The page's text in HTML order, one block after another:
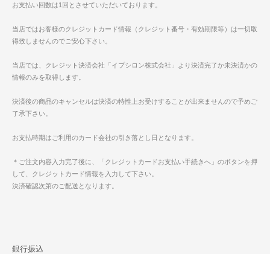
お支払い回数は1回とさせていただいております。
当店ではお客様のクレジットカード情報（クレジット番号・有効期限等）は一切取
得致しませんのでご安心下さい。
当店では、クレジット決済会社「イプシロン株式会社」より決済完了か未決済かの
情報のみを取得します。
決済後の商品のキャンセルは決済の特性上お受けすることが出来ませんので予めご
了承下さい。
お支払時期はご利用のカード会社の引き落とし日となります。
＊ご注文内容入力完了後に、「クレジットカードお支払い手続きへ」のボタンを押
して、クレジットカード情報を入力して下さい。
決済確認次第のご配送となります。
銀行振込